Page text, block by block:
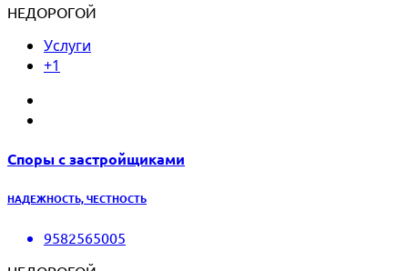
НЕДОРОГОЙ
Услуги
+1
Споры с застройщиками
НАДЕЖНОСТЬ, ЧЕСТНОСТЬ
9582565005